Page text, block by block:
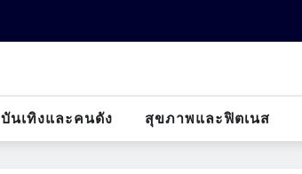
บันเทิงและคนดัง สุขภาพและฟิตเนส